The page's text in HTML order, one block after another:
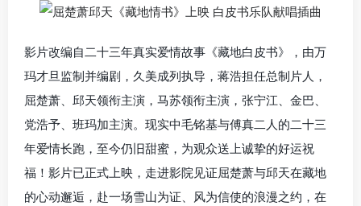
影片改编自二十三年真实爱情故事《藏地白皮书》，由万
玛才旦监制并编剧，久美成列执导，蒋浩担任总制片人，
屈楚萧、邱天领衔主演，马苏领衔主演，张宁江、金巴、
党浩予、班玛加主演。 现实中毛铭基与傅真二人的二十三
年爱情长跑，至今仍旧甜蜜，为观众送上诚挚的好运祝
福！ 影片已正式上映， 走进影院见证屈楚萧与邱天在藏地
的心动邂逅，赴一场雪山为证、风为信使的浪漫之约，在